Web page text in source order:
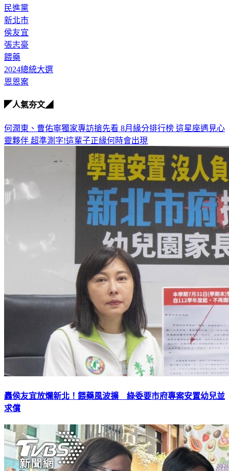
民進黨
新北市
侯友宜
張志豪
餵藥
2024總統大選
恩恩案
◤人氣夯文◢
何潤東、曹佑寧獨家專訪搶先看 8月緣分排行榜 這星座遇見心
靈夥伴 超準測字!這輩子正緣何時會出現
轟侯友宜放爛新北！餵藥風波擴 綠委要市府專案安置幼兒並
求償